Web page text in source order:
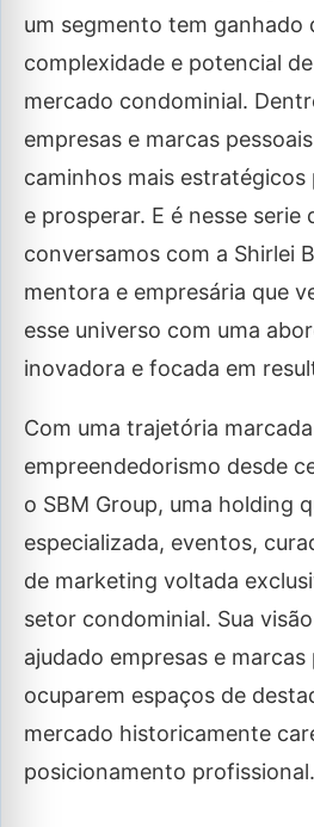
um segmento tem ganhado
complexidade e potencial
mercado condominial.
empresas e marcas
caminhos mais estratégicos
e prosperar. E é nesse serie
conversamos com a Shirlei
mentora e empresária que
esse universo com uma
inovadora e focada em
Com uma trajetória
empreendedorismo desde
o SBM Group, uma holding
especializada, eventos,
de marketing voltada
setor condominial. Sua
ajudado empresas e marcas
ocuparem espaços de
mercado historicamente
posicionamento profissional.